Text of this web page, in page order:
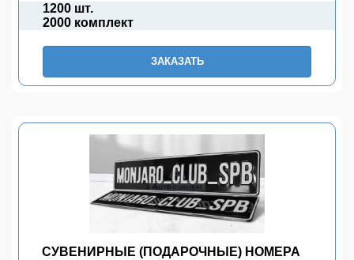
1200 шт.
2000 комплект
ЗАКАЗАТЬ
СУВЕНИРНЫЕ (ПОДАРОЧНЫЕ) НОМЕРА